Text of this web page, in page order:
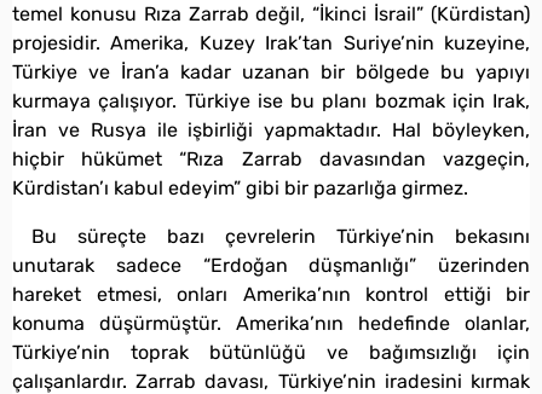
temel konusu Rıza Zarrab değil, “İkinci İsrail” (Kürdistan)
projesidir. Amerika, Kuzey Irak’tan Suriye’nin kuzeyine,
Türkiye ve İran’a kadar uzanan bir bölgede bu yapıyı
kurmaya çalışıyor. Türkiye ise bu planı bozmak için Irak,
İran ve Rusya ile işbirliği yapmaktadır. Hal böyleyken,
hiçbir hükümet “Rıza Zarrab davasından vazgeçin,
Kürdistan’ı kabul edeyim” gibi bir pazarlığa girmez.
Bu süreçte bazı çevrelerin Türkiye’nin bekasını
unutarak sadece “Erdoğan düşmanlığı” üzerinden
hareket etmesi, onları Amerika’nın kontrol ettiği bir
konuma düşürmüştür. Amerika’nın hedefinde olanlar,
Türkiye’nin toprak bütünlüğü ve bağımsızlığı için
çalışanlardır. Zarrab davası, Türkiye’nin iradesini kırmak